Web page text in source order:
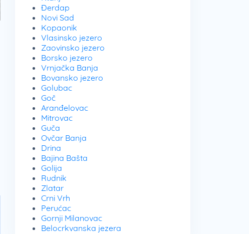
Đerdap
Novi Sad
Kopaonik
Vlasinsko jezero
Zaovinsko jezero
Borsko jezero
Vrnjačka Banja
Bovansko jezero
Golubac
Goč
Aranđelovac
Mitrovac
Guča
Ovčar Banja
Drina
Bajina Bašta
Golija
Rudnik
Zlatar
Crni Vrh
Perućac
Gornji Milanovac
Belocrkvanska jezera